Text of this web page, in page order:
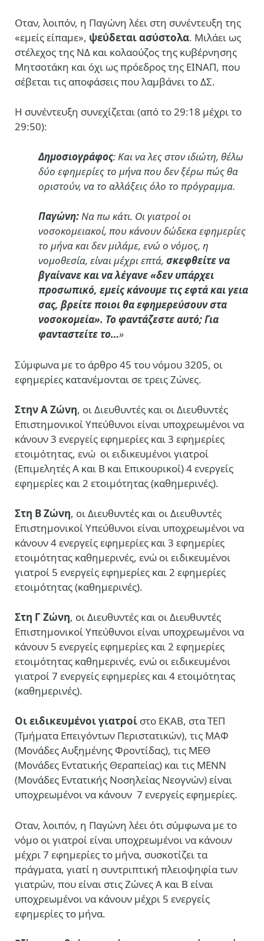
Οταν, λοιπόν, η Παγώνη λέει στη συνέντευξη της
«εμείς είπαμε», ψεύδεται ασύστολα. Μιλάει ως
στέλεχος της ΝΔ και κολαούζος της κυβέρνησης
Μητσοτάκη και όχι ως πρόεδρος της ΕΙΝΑΠ, που
σέβεται τις αποφάσεις που λαμβάνει το ΔΣ.
Η συνέντευξη συνεχίζεται (από το 29:18 μέχρι το
29:50):
Δημοσιογράφος: Και να λες στον ιδιώτη, θέλω
δύο εφημερίες το μήνα που δεν ξέρω πώς θα
οριστούν, να το αλλάξεις όλο το πρόγραμμα.
Παγώνη:Να πω κάτι. Οι γιατροί οι
νοσοκομειακοί, που κάνουν δώδεκα εφημερίες
το μήνα και δεν μιλάμε, ενώ ο νόμος, η
νομοθεσία, είναι μέχρι επτά, σκεφθείτε να
βγαίνανε και να λέγανε «δεν υπάρχει
προσωπικό, εμείς κάνουμε τις εφτά και γεια
σας, βρείτε ποιοι θα εφημερεύσουν στα
νοσοκομεία». Το φαντάζεστε αυτό; Για
φανταστείτε το…»
Σύμφωνα με το άρθρο 45 του νόμου 3205, οι
εφημερίες κατανέμονται σε τρεις Ζώνες.
Στην Α Ζώνη, οι Διευθυντές και οι Διευθυντές
Επιστημονικοί Υπεύθυνοι είναι υποχρεωμένοι να
κάνουν 3 ενεργείς εφημερίες και 3 εφημερίες
ετοιμότητας, ενώ οι ειδικευμένοι γιατροί
(Επιμελητές Α και Β και Επικουρικοί) 4 ενεργείς
εφημερίες και 2 ετοιμότητας (καθημερινές).
Στη Β Ζώνη, οι Διευθυντές και οι Διευθυντές
Επιστημονικοί Υπεύθυνοι είναι υποχρεωμένοι να
κάνουν 4 ενεργείς εφημερίες και 3 εφημερίες
ετοιμότητας καθημερινές, ενώ οι ειδικευμένοι
γιατροί 5 ενεργείς εφημερίες και 2 εφημερίες
ετοιμότητας (καθημερινές).
Στη Γ Ζώνη, οι Διευθυντές και οι Διευθυντές
Επιστημονικοί Υπεύθυνοι είναι υποχρεωμένοι να
κάνουν 5 ενεργείς εφημερίες και 2 εφημερίες
ετοιμότητας καθημερινές, ενώ οι ειδικευμένοι
γιατροί 7 ενεργείς εφημερίες και 4 ετοιμότητας
(καθημερινές).
Οι ειδικευμένοι γιατροί στο ΕΚΑΒ, στα ΤΕΠ
(Τμήματα Επειγόντων Περιστατικών), τις ΜΑΦ
(Μονάδες Αυξημένης Φροντίδας), τις ΜΕΘ
(Μονάδες Εντατικής Θεραπείας) και τις ΜΕΝΝ
(Μονάδες Εντατικής Νοσηλείας Νεογνών) είναι
υποχρεωμένοι να κάνουν 7 ενεργείς εφημερίες.
Οταν, λοιπόν, η Παγώνη λέει ότι σύμφωνα με το
νόμο οι γιατροί είναι υποχρεωμένοι να κάνουν
μέχρι 7 εφημερίες το μήνα, συσκοτίζει τα
πράγματα, γιατί η συντριπτική πλειοψηφία των
γιατρών, που είναι στις Ζώνες Α και Β είναι
υποχρεωμένοι να κάνουν μέχρι 5 ενεργείς
εφημερίες το μήνα.